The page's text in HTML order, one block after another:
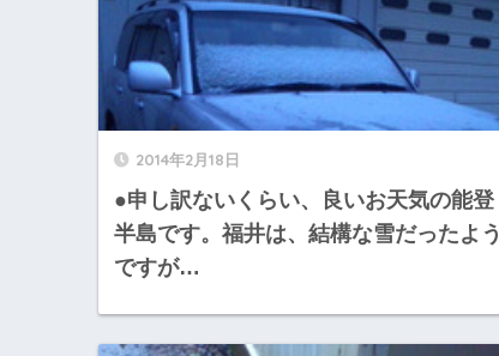
2014年2月18日
●申し訳ないくらい、良いお天気の能登
半島です。福井は、結構な雪だったよう
ですが…